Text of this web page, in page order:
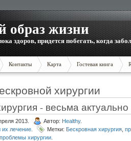
образ жизни
здоров, придется побегать, когда
Контакты Карта Гостевая книга
хирургии
- весьма актуально
2013. Автор: Healthy.
их лечение Метки: Бескровная хирургия
проблемы хирургии